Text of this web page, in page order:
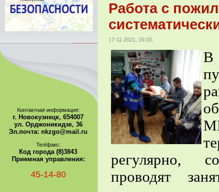
Работа с
17-11-2021, 16:03;
В
регулярно,
проводят
Контактная информация:
г. Новокузнецк, 654007
ул. Орджоникидзе, 36
Эл.почта: nkzgo@mail.ru
Тел/факс:
Код города (8)3843
Приемная управления:
45-14-80